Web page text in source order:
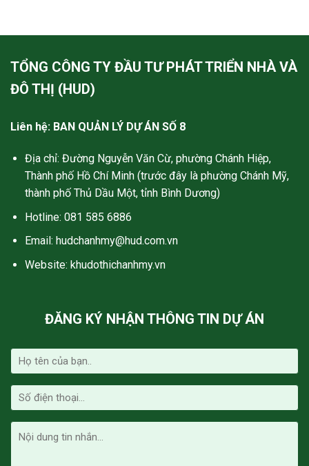
TỔNG CÔNG TY ĐẦU TƯ PHÁT TRIỂN NHÀ VÀ
ĐÔ THỊ (HUD)
Liên hệ: BAN QUẢN LÝ DỰ ÁN SỐ 8
Địa chỉ: Đường Nguyễn Văn Cừ, phường Chánh Hiệp,
Thành phố Hồ Chí Minh (trước đây là phường Chánh Mỹ,
thành phố Thủ Dầu Một, tỉnh Bình Dương)
Hotline: 081 585 6886
Email: hudchanhmy@hud.com.vn
Website: khudothichanhmy.vn
ĐĂNG KÝ NHẬN THÔNG TIN DỰ ÁN